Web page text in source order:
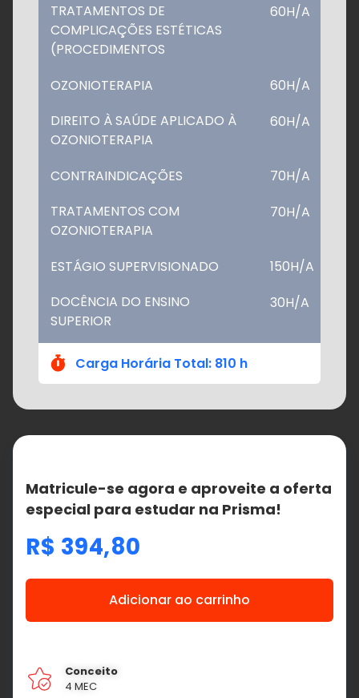
TRATAMENTOS DE
COMPLICAÇÕES ESTÉTICAS
(PROCEDIMENTOS
60H/A
OZONIOTERAPIA
60H/A
DIREITO À SAÚDE APLICADO À
OZONIOTERAPIA
60H/A
CONTRAINDICAÇÕES
70H/A
TRATAMENTOS COM
OZONIOTERAPIA
70H/A
ESTÁGIO SUPERVISIONADO
150H/A
DOCÊNCIA DO ENSINO
SUPERIOR
30H/A
Carga Horária Total: 810 h
Matricule-se agora e aproveite a oferta
especial para estudar na Prisma!
R$ 394,80
Adicionar ao carrinho
Conceito
4 MEC